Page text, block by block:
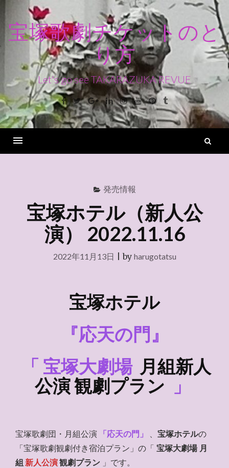
ン
ス
キ
ッ
宝塚歌劇チケットのと
り方
Let's go see TAKARAZUKA REVUE
Facebook
TwitterGoogle+LinkedinInstagram
YoutubePinterest
Tumblr
発売情報
宝塚ホテル（新人公
演） 2022.11.16
2022年11月13日 |by harugotatsu
宝塚ホテル
『応天の門』
「 宝塚大劇場 月組新人
公演 観劇プラン
」
宝塚歌劇団・月組公演 「応天の門」 、宝塚ホテルの
「宝塚歌劇観劇付き宿泊プラン」の「 宝塚大劇場 月
組 新人公演観劇プラン 」です。